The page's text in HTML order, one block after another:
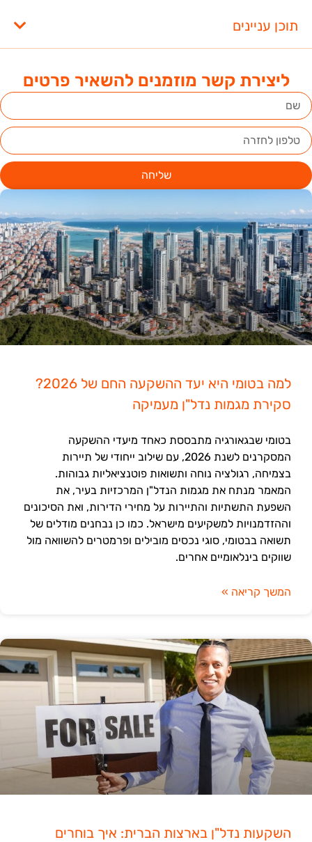
ליצירת קשר מוזמנים להשאיר פרטים
שליחה
למה בטומי היא יעד ההשקעה החם של 2026?
סקירת מגמות נדל"ן מעמיקה
בטומי שבגאורגיה מתבססת כאחד מיעדי ההשקעה
המסקרנים לשנת 2026, עם שילוב ייחודי של תיירות
בצמיחה, רגולציה נוחה ותשואות פוטנציאליות גבוהות.
המאמר מנתח את מגמות הנדל"ן המרכזיות בעיר, את
השפעת התשתיות והתיירות על מחירי הדירות, ואת הסיכונים
וההזדמנויות למשקיעים מישראל. כמו כן נבחנים מודלים של
תשואה בבטומי, סוגי נכסים מובילים ופרמטרים להשוואה מול
שווקים בינלאומיים אחרים.
המשך קריאה »
השקעות נדל"ן בארצות הברית: איך בוחרים
תוכן עניינים